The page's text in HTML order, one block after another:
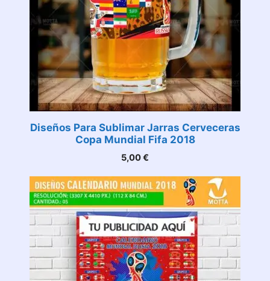
Diseños Para Sublimar Jarras Cerveceras
Copa Mundial Fifa 2018
5,00€